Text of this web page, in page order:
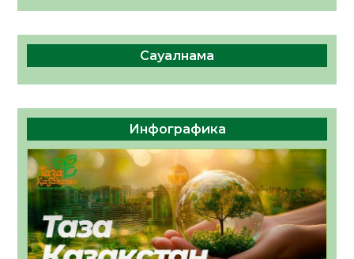
Сауалнама
Инфографика